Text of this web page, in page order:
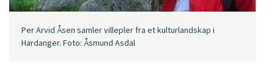
Per Arvid Åsen samler villepler fra et kulturlandskap i
Hardanger. Foto: Åsmund Asdal